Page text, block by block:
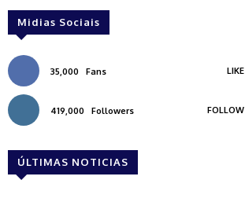
Midias Sociais
35,000 Fans LIKE
419,000 Followers FOLLOW
ÚLTIMAS NOTICIAS